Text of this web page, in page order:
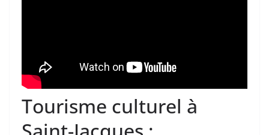
Tourisme culturel à